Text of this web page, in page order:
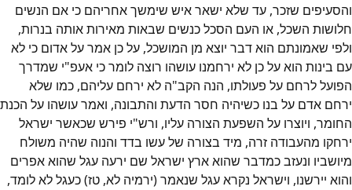
והסעיפים שזכר, עד שלא ישאר איש שימשך אחריהם כי אם הנשים
חלושות השכל, או העם הסכל כנשים שבאות מאירות אותה בנרות,
ולפי שאמונתם הוא דבר יוצא מן המושכל, על כן אמר על אדום כי לא
עם בינות הוא על כן לא ירחמנו עושהו רוצה לומר כי אעפ"י שמדרך
הפועל לרחם על פעולתו, הנה הקב"ה לא ירחם עליהם, כמו שלא
ירחם אדם על בנו כשיהיה חסר הדעת והתבונה, ואמר עושהו על הכנת
החומר, ויוצרו על השפעת הצורה עליו, ורש"י פירש שכאשר ישראל
ירחקו מהעבודה זרה, מיד בצורה של עשו בדד והנוה שהיה משולח
מיושביו ונעזב כמדבר שהוא ארץ ישראל שם ירעה עגל שהוא אפרים
והוא יירשנו, וישראל נקרא עגל שנאמר (ירמיה לא, טז) כעגל לא לומד,